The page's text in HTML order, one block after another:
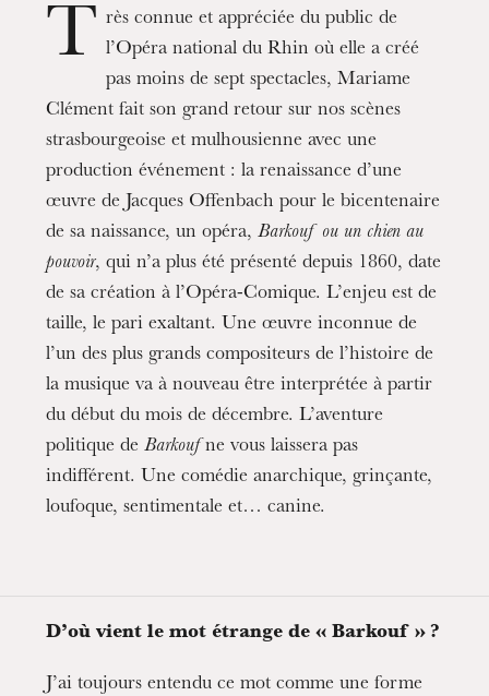
T rès connue et appréciée du public de
l’Opéra national du Rhin où elle a créé
pas moins de sept spectacles, Mariame
Clément fait son grand retour sur nos scènes
strasbourgeoise et mulhousienne avec une
production événement : la renaissance d’une
œuvre de Jacques Offenbach pour le bicentenaire
de sa naissance, un opéra,Barkouf ou un chien au
pouvoir, qui n’a plus été présenté depuis 1860, date
de sa création à l’Opéra-Comique. L’enjeu est de
taille, le pari exaltant. Une œuvre inconnue de
l’un des plus grands compositeurs de l’histoire de
la musique va à nouveau être interprétée à partir
du début du mois de décembre. L’aventure
politique deBarkoufne vous laissera pas
indifférent. Une comédie anarchique, grinçante,
loufoque, sentimentale et… canine.
D’où vient le mot étrange de « Barkouf » ?
J’ai toujours entendu ce mot comme une forme